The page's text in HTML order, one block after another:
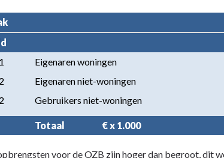
Eigenaren woningen
Eigenaren niet-woningen
Gebruikers niet-woningen
Totaal                     € x 1.000
voor de OZB zijn hoger dan begroot, dit